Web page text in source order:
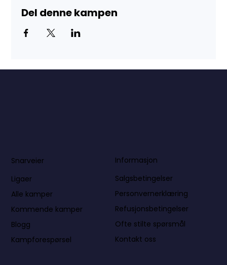
Del denne kampen
Snarveier
Ligaer
Alle kamper
Kommende kamper
Blogg
Kampforespørsel
Informasjon
Salgsbetingelser
Personvernerklæring
Refusjonsbetingelser
Ofte stilte spørsmål
Kontakt oss